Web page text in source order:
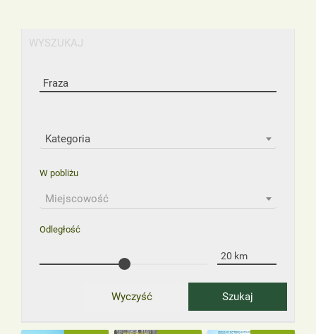
WYSZUKAJ
Kategoria
W pobliżu
Miejscowość
Odległość